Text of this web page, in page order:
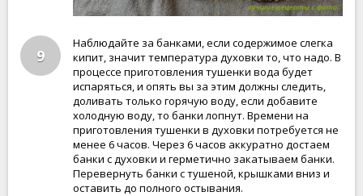
9
Наблюдайте за банками, если содержимое слегка
кипит, значит температура духовки то, что надо. В
процессе приготовления тушенки вода будет
испаряться, и опять вы за этим должны следить,
доливать только горячую воду, если добавите
холодную воду, то банки лопнут. Времени на
приготовления тушенки в духовки потребуется не
менее 6 часов. Через 6 часов аккуратно достаем
банки с духовки и герметично закатываем банки.
Перевернуть банки с тушеной, крышками вниз и
оставить до полного остывания.